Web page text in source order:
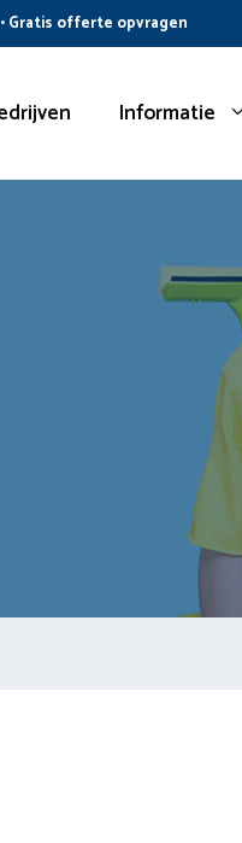
Gratis offerte opvragen
Informatie